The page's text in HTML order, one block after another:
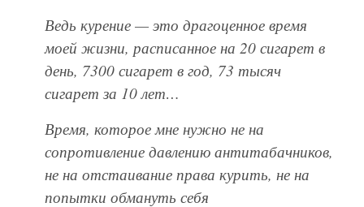
Ведь курение — это драгоценное время
моей жизни, расписанное на 20 сигарет в
день, 7300 сигарет в год, 73 тысяч
сигарет за 10 лет…
Время, которое мне нужно не на
сопротивление давлению антитабачников,
не на отстаивание права курить, не на
попытки обмануть себя